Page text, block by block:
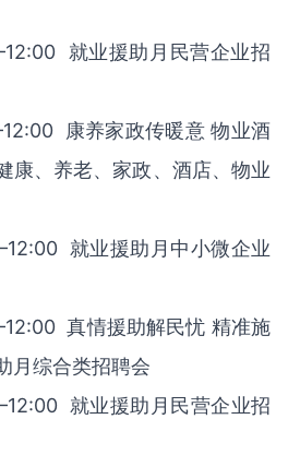
就业援助月民营企业招
康养家政传暖意 物业酒
、养老、家政、酒店、物业
就业援助月中小微企业
真情援助解民忧 精准施
综合类招聘会
就业援助月民营企业招